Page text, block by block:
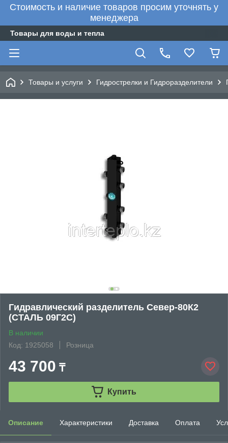
Стоимость и наличие товаров просим уточнять у
менеджера
Товары для воды и тепла
Товары и услуги Гидрострелки и Гидроразделители
Гидравлический разделитель Север-80К2
(СТАЛЬ 09Г2С)
В наличии
Код: 1925058
Розница
43 700 ₸
Купить
Описание Характеристики Доставка Оплата